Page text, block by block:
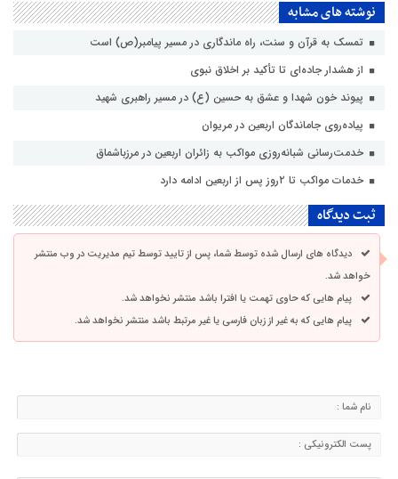
نوشته های مشابه
تمسک به قرآن و سنت، راه ماندگاری در مسیر پیامبر(ص) است
از هشدار جاده‌ای تا تأکید بر اخلاق نبوی
پیوند خون شهدا و عشق به حسین (ع) در مسیر راهبری شهید
پیاده‌روی جاماندگان اربعین در مریوان
خدمت‌رسانی شبانه‌روزی مواکب به زائران اربعین در مرزباشماق
خدمات مواکب تا ۲روز پس از اربعین ادامه دارد
ثبت دیدگاه
دیدگاه های ارسال شده توسط شما، پس از تایید توسط تیم مدیریت در وب منتشر
خواهد شد.
پیام هایی که حاوی تهمت یا افترا باشد منتشر نخواهد شد.
پیام هایی که به غیر از زبان فارسی یا غیر مرتبط باشد منتشر نخواهد شد.